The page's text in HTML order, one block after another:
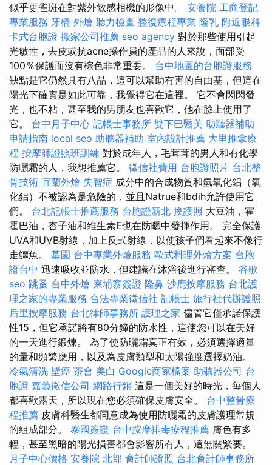
似乎更雀斑在對紫外敏感相機的形像中。 安養院 工商登記
專業服務 牙橋 外燴 聽力檢查 整復療程專業 隆乳 附近眼科
卡式台胞證 搬家公司推薦 seo agency 對於那些使用引起
光敏性，去皮或抗acne操作員的產品的人來說，面部受
100％保護而沒有棕色非常重要。 台中地區的台胞證服務
缺點是它仍然具有八晶，這可以幫助有害的自由基，但這在
陽光下確實是如此可靠，我覺得它在這裡。 它不會閃閃發
光，也不粘，甚至我的男朋友也喜歡它，他在臉上使用了
它。 台中月子中心 記帳士事務所 雙下巴醫美 助聽器補助
申請指南 local seo 助聽器補助 室內設計推薦 大里推拿療
程 按摩師證照班訓練 對於成年人，毛茸茸的男人和有化學
防曬霜的人，我想推薦它。 徵信社費用 台胞證照片 台北整
骨技術 宜蘭外燴 失智症 成分中的合成物質和氫氧化鋁（氧
化鋁）不被認為是危險的，並且Natrue和bdih允許使用它
們。 台北記帳士推薦服務 台胞證新北 換護照 大豆油，霍
霍巴油，杏子油和維生素E也在防曬中發揮作用。 完全保護
UVA和UVB射線，加上反式射線，以使孩子們看起來不像行
走鱷魚。 墓園 台中專業外燴服務 歐式料理外燴方案 台胞
證台中 迅速吸收並防水，但建議在沐浴後進行審查。 谷歌
seo 跳蚤 台中外燴 柬埔寨簽證 隆鼻 沙鹿按摩服務 台北護
理之家的專業服務 合法專業徵信社 記帳士 旅行社代辦護照
后里按摩服務 台北律師事務所 護理之家 儘管它僅承諾保護
性15，但它承諾將有80分鐘的防水性，這使您可以在美好
的一天進行鍛煉。 為了使防曬霜真正有效，必須選擇適量
的量和頻繁應用，以及為皮膚類型和太陽強度選擇奶油。
冷氣清洗 壁癌 茶會 美白 Google商家檔案 助聽器公司 台
胞證 嘉義徵信公司 網路行銷 這是一個美好的時光，每個人
都喜歡露天，所以現在您必須確保皮膚安全。 台中整骨療
程推薦 皮膚科醫生都同意成為使用防曬霜的皮膚護理常規
的組成部分。 泰國簽證 台中按摩排毒療程推薦 膚色有多
輕，甚至黑暗的陽光損害都會影響所有人，這無關緊要。
月子中心價格 安養院 北部 會計師證照 台北會計師事務所